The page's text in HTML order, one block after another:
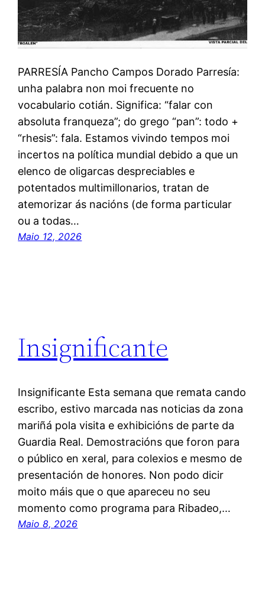
PARRESÍA Pancho Campos Dorado Parresía:
unha palabra non moi frecuente no
vocabulario cotián. Significa: “falar con
absoluta franqueza”; do grego “pan”: todo +
“rhesis”: fala. Estamos vivindo tempos moi
incertos na política mundial debido a que un
elenco de oligarcas despreciables e
potentados multimillonarios, tratan de
atemorizar ás nacións (de forma particular
ou a todas…
Maio 12, 2026
Insignificante
Insignificante Esta semana que remata cando
escribo, estivo marcada nas noticias da zona
mariñá pola visita e exhibicións de parte da
Guardia Real. Demostracións que foron para
o público en xeral, para colexios e mesmo de
presentación de honores. Non podo dicir
moito máis que o que apareceu no seu
momento como programa para Ribadeo,…
Maio 8, 2026